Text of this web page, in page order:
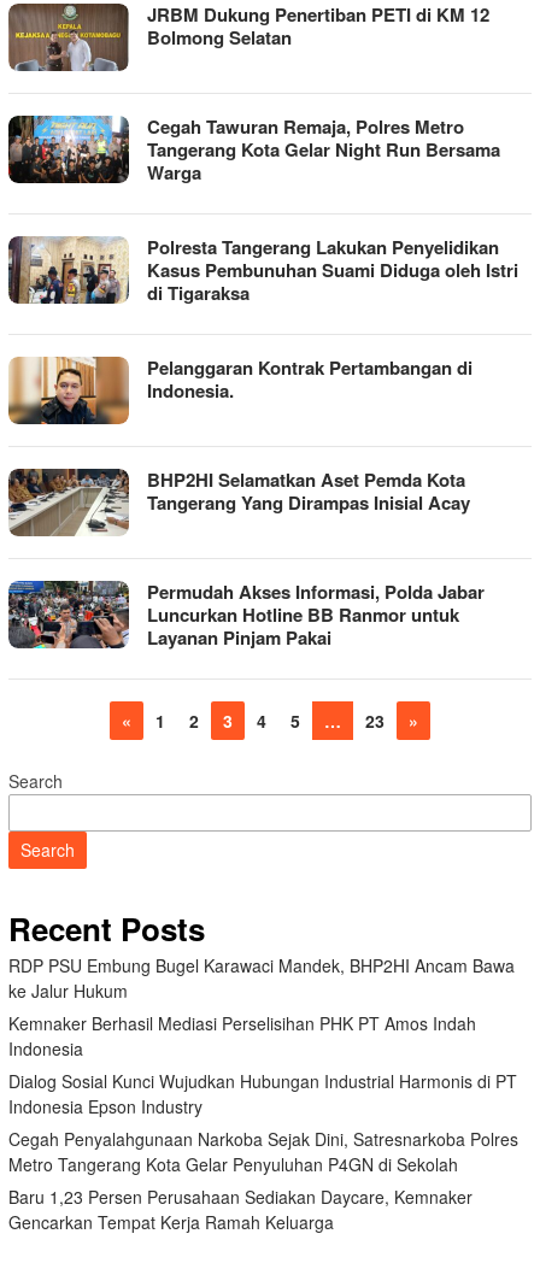
JRBM Dukung Penertiban PETI di KM 12
Bolmong Selatan
Cegah Tawuran Remaja, Polres Metro
Tangerang Kota Gelar Night Run Bersama
Warga
Polresta Tangerang Lakukan Penyelidikan
Kasus Pembunuhan Suami Diduga oleh Istri
di Tigaraksa
Pelanggaran Kontrak Pertambangan di
Indonesia.
BHP2HI Selamatkan Aset Pemda Kota
Tangerang Yang Dirampas Inisial Acay
Permudah Akses Informasi, Polda Jabar
Luncurkan Hotline BB Ranmor untuk
Layanan Pinjam Pakai
« 1 2 3 4 5 … 23 »
Search
Search
Recent Posts
RDP PSU Embung Bugel Karawaci Mandek, BHP2HI Ancam Bawa
ke Jalur Hukum
Kemnaker Berhasil Mediasi Perselisihan PHK PT Amos Indah
Indonesia
Dialog Sosial Kunci Wujudkan Hubungan Industrial Harmonis di PT
Indonesia Epson Industry
Cegah Penyalahgunaan Narkoba Sejak Dini, Satresnarkoba Polres
Metro Tangerang Kota Gelar Penyuluhan P4GN di Sekolah
Baru 1,23 Persen Perusahaan Sediakan Daycare, Kemnaker
Gencarkan Tempat Kerja Ramah Keluarga